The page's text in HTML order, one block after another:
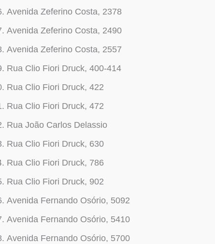
Avenida Zeferino Costa, 2378
Avenida Zeferino Costa, 2490
Avenida Zeferino Costa, 2557
Rua Clio Fiori Druck, 400-414
Rua Clio Fiori Druck, 422
Rua Clio Fiori Druck, 472
Rua João Carlos Delassio
Rua Clio Fiori Druck, 630
Rua Clio Fiori Druck, 786
Rua Clio Fiori Druck, 902
Avenida Fernando Osório, 5092
Avenida Fernando Osório, 5410
Avenida Fernando Osório, 5700